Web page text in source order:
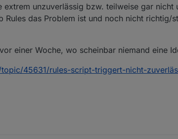
extrem unzuverlässig bzw. teilweise gar
Rules das Problem ist und noch nicht richtig/
einer Woche, wo scheinbar niemand eine
45631/rules-script-triggert-nicht-